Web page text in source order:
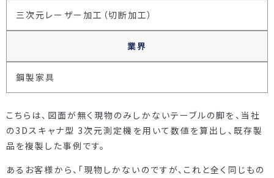
三次元レーザー加工（切断加工）
業界
鋼製家具
こちらは、図面が無く現物のみしかないテーブルの脚を、当社
の3Dスキャナ型 3次元測定機を用いて数値を算出し、既存製
品を複製した事例です。
あるお客様から、「現物しかないのですが、これと全く同じもの